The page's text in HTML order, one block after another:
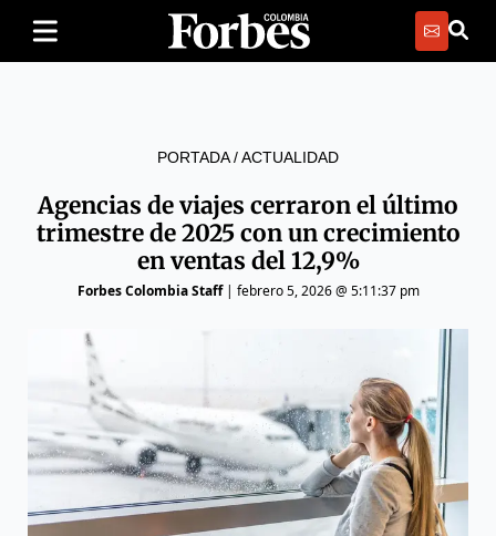
PORTADA/ACTUALIDAD
Agencias de viajes cerraron el último
trimestre de 2025 con un crecimiento
en ventas del 12,9%
Forbes Colombia Staff| febrero 5, 2026 @ 5:11:37 pm